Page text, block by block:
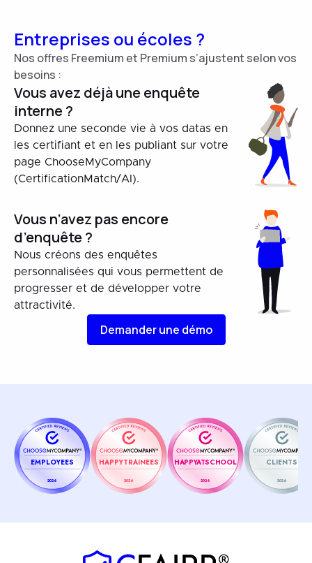
Entreprises ou écoles ?
Nos offres Freemium et Premium s’ajustent selon vos
besoins :
Vous avez déjà une enquête
interne ?
Donnez une seconde vie à vos datas en
les certifiant et en les publiant sur votre
page ChooseMyCompany
(CertificationMatch/AI).
Vous n’avez pas encore
d’enquête ?
Nous créons des enquêtes
personnalisées qui vous permettent de
progresser et de développer votre
attractivité.
Demander une démo
EMPLOYEES
2026
HAPPYTRAINEES
2026
HAPPYATSCHOOL
2026
CLIENTS
2026